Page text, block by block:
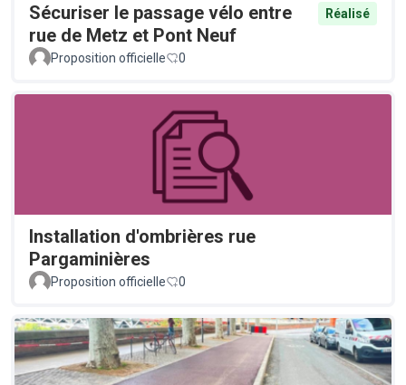
Sécuriser le passage vélo entre
rue de Metz et Pont Neuf
Réalisé
Proposition officielle 0
Installation d'ombrières rue
Pargaminières
Proposition officielle 0